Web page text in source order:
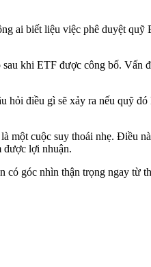
ai biết liệu việc phê duyệt
khi ETF được công bố. Vấn
hỏi điều gì sẽ xảy ra nếu quỹ đó
một cuộc suy thoái nhẹ. Điều
được lợi nhuận.
có góc nhìn thận trọng ngay từ